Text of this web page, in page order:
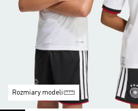
Rozmiary modeli